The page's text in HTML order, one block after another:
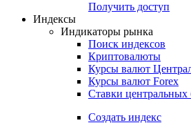
Получить доступ
Индексы
Индикаторы рынка
Поиск индексов
Криптовалюты
Курсы валют
Курсы валют Forex
Ставки центральных
Создать индекс